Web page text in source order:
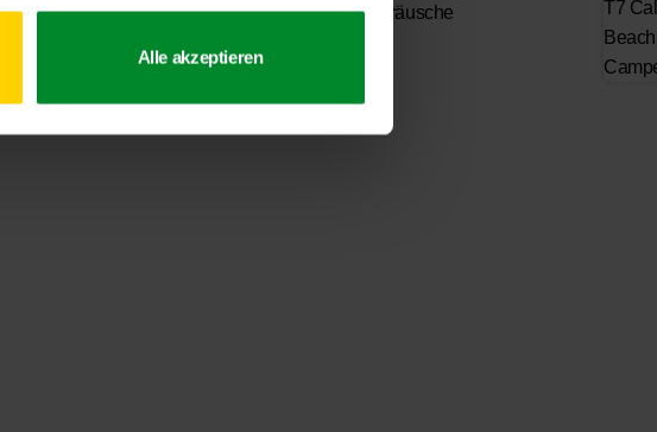
Alle akzeptieren
Beschichtung ausgestattet, die auch Fahrgeräusche